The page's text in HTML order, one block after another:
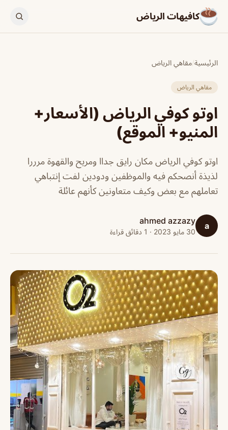
كافيهات الرياض
الرئيسية/مقاهي الرياض
مقاهي الرياض
اوتو كوفي الرياض (الأسعار+
المنيو+ الموقع)
اوتو كوفي الرياض مكان رايق جداا ومريح والقهوة مرررا
لذيذة أنصحكم فيه والموظفين ودودين لفت إنتباهي
تعاملهم مع بعض وكيف متعاونين كأنهم عائلة
a
ahmed azzazy
30 مايو 2023 · 1 دقائق قراءة